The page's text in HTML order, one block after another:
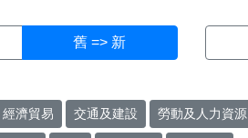
舊 => 新
經濟貿易 交通及建設 勞動及人力資源